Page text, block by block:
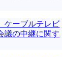
ーブルテレビ
議の中継に関す